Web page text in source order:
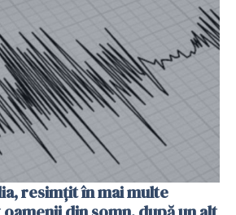
resimțit în mai multe